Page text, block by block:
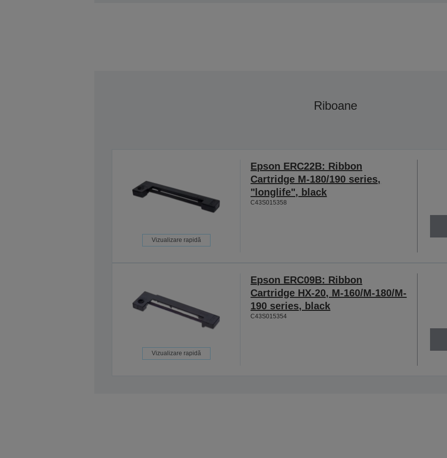
Riboane
Vizualizare rapidă
Epson ERC22B: Ribbon
Cartridge M-180/190 series,
"longlife", black
C43S015358
Vizualizare rapidă
Epson ERC09B: Ribbon
Cartridge HX-20, M-160/M-180/M-
190 series, black
C43S015354